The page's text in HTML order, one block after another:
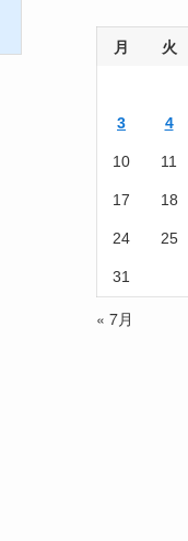
事
月 火
3 4
10 11
17 18
24 25
31
« 7月